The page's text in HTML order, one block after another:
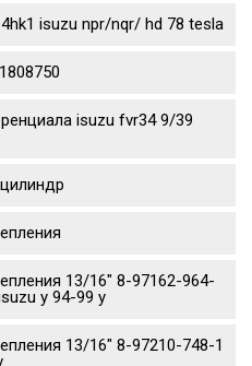
isuzu npr/nqr/ hd 78 tesla
isuzu fvr34 9/39
13/16" 8-97162-964-
y 94-99 y
13/16" 8-97210-748-1